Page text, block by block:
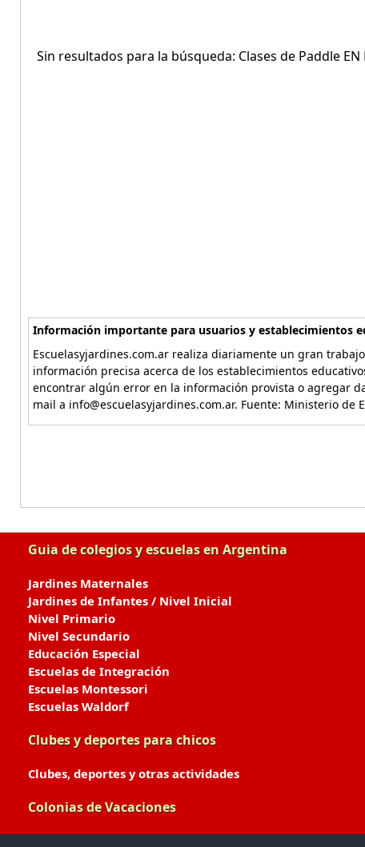
Sin resultados para la búsqueda: Clases de Paddle EN
Información importante para usuarios y establecimientos
Escuelasyjardines.com.ar realiza diariamente un gran
información precisa acerca de los establecimientos
encontrar algún error en la información provista o agregar
mail a info@escuelasyjardines.com.ar. Fuente: Ministerio de
Guia de colegios y escuelas en Argentina
Jardines Maternales
Jardines de Infantes / Nivel Inicial
Nivel Primario
Nivel Secundario
Educación Especial
Escuelas de Integración
Escuelas Montessori
Escuelas Waldorf
Clubes y deportes para chicos
Clubes, deportes y otras actividades
Colonias de Vacaciones